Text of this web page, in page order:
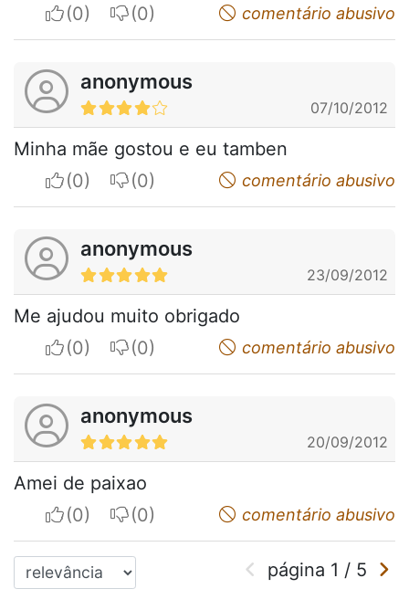
I apreciateI do not appreciatecomentário abusivo
anonymous
07/10/2012
Minha mãe gostou e eu tamben
I apreciateI do not appreciatecomentário abusivo
anonymous
23/09/2012
Me ajudou muito obrigado
I apreciateI do not appreciatecomentário abusivo
anonymous
20/09/2012
Amei de paixao
I apreciateI do not appreciatecomentário abusivo
página 1 / 5